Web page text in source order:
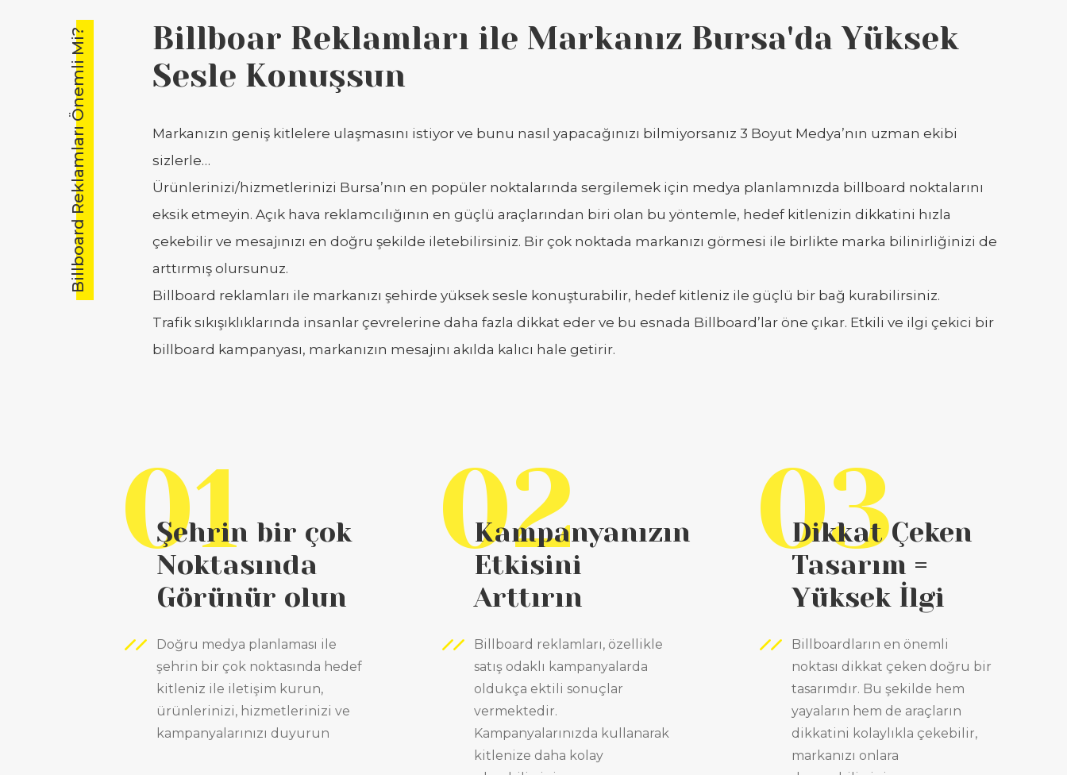
Billboard Reklamları Önemli Mi?
Billboar Reklamları ile Markanız Bursa'da Yüksek
Sesle Konuşsun
Markanızın geniş kitlelere ulaşmasını istiyor ve bunu nasıl yapacağınızı bilmiyorsanız 3 Boyut Medya’nın uzman ekibi
sizlerle…
Ürünlerinizi/hizmetlerinizi Bursa’nın en popüler noktalarında sergilemek için medya planlamnızda billboard noktalarını
eksik etmeyin. Açık hava reklamcılığının en güçlü araçlarından biri olan bu yöntemle, hedef kitlenizin dikkatini hızla
çekebilir ve mesajınızı en doğru şekilde iletebilirsiniz. Bir çok noktada markanızı görmesi ile birlikte marka bilinirliğinizi de
arttırmış olursunuz.
Billboard reklamları ile markanızı şehirde yüksek sesle konuşturabilir, hedef kitleniz ile güçlü bir bağ kurabilirsiniz.
Trafik sıkışıklıklarında insanlar çevrelerine daha fazla dikkat eder ve bu esnada Billboard’lar öne çıkar. Etkili ve ilgi çekici bir
billboard kampanyası, markanızın mesajını akılda kalıcı hale getirir.
01
Şehrin bir çok
Noktasında
Görünür olun
Doğru medya planlaması ile
şehrin bir çok noktasında hedef
kitleniz ile iletişim kurun,
ürünlerinizi, hizmetlerinizi ve
kampanyalarınızı duyurun
02
Kampanyanızın
Etkisini
Arttırın
Billboard reklamları, özellikle
satış odaklı kampanyalarda
oldukça ektili sonuçlar
vermektedir.
Kampanyalarınızda kullanarak
kitlenize daha kolay
03
Dikkat Çeken
Tasarım =
Yüksek İlgi
Billboardların en önemli
noktası dikkat çeken doğru bir
tasarımdır. Bu şekilde hem
yayaların hem de araçların
dikkatini kolaylıkla çekebilir,
markanızı onlara